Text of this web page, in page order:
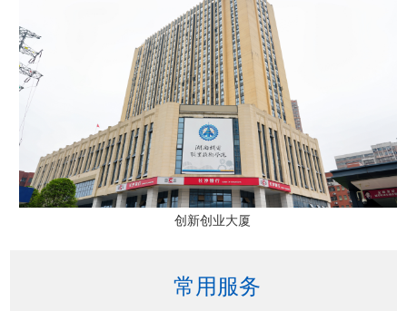
创新创业大厦
常用服务